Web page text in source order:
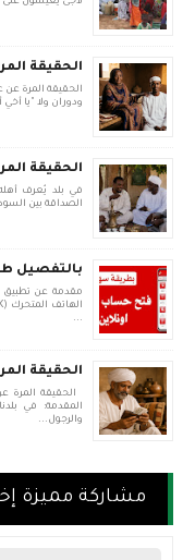
لاجئ يعيشون على
الحقيقة
الحقيقة المرة عن
ودوران ولا "يا
الحقيقة
في بلد يُعرف
الصداقة بين
بالتفصيل
مقدمة عن تطبيق
...
الحقيقة
الحقيقة المرة
المقدمة: في
والرجول...
مشاركة مميزة